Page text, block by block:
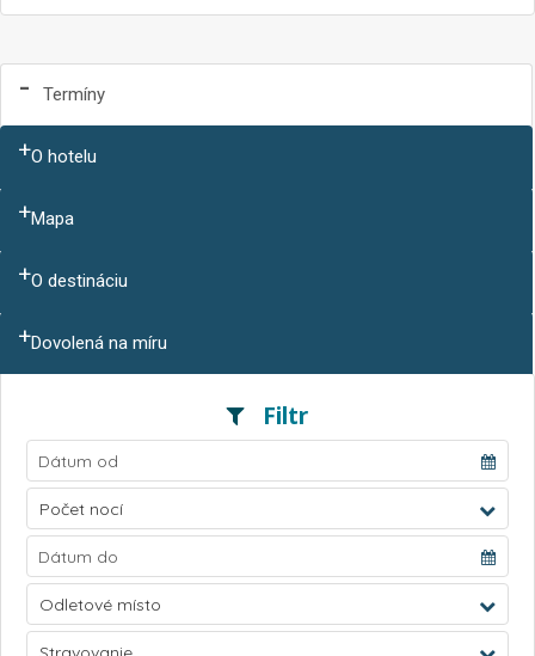
Termíny
O hotelu
Mapa
O destináciu
Dovolená na míru
Filtr
Počet nocí
Odletové místo